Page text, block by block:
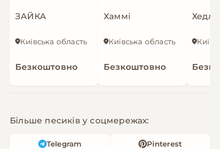
ЗАЙКА
Київська область
Безкоштовно
Хаммі
Київська область
Безкоштовно
Хедлі
Більше песиків у соцмережах:
Telegram Pinterest